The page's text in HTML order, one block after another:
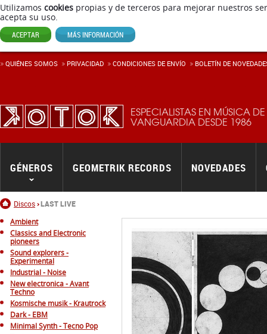
Utilizamos cookies propias y de terceros para mejorar nuestros
acepta su uso.
ACEPTAR MÁS INFORMACIÓN
ESPECIALISTAS EN MÚSICA DE
VANGUARDIA DESDE 1986
Inicio
Discos LAST LIVE
GÉNEROS GEOMETRIK RECORDS NOVEDADES
QUIÉNES SOMOS PRIVACIDAD CONDICIONES DE ENVÍ­O BOLETÍN DE
Ambient
Classics and Electronic
pioneers
Sound explorers -
Experimental
Industrial - Noise
New electronica - Avant
Techno
Kosmische musik - Krautrock
Dark - EBM
Minimal Synth - Tecno Pop